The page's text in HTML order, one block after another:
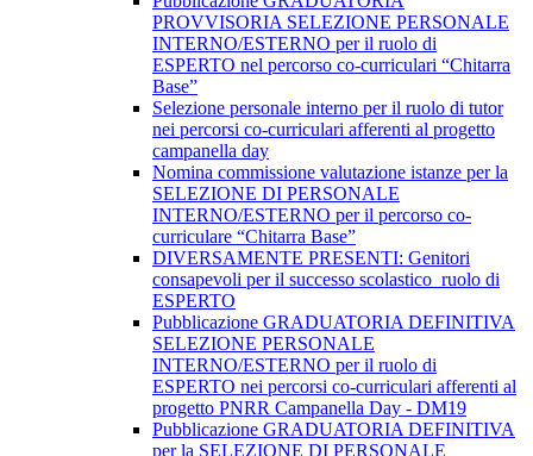
PROVVISORIA SELEZIONE PERSONALE
INTERNO/ESTERNO per il ruolo di
ESPERTO nel percorso co-curriculari “Chitarra
Base”
Selezione personale interno per il ruolo di tutor
nei percorsi co-curriculari afferenti al progetto
campanella day
Nomina commissione valutazione istanze per la
SELEZIONE DI PERSONALE
INTERNO/ESTERNO per il percorso co-
curriculare “Chitarra Base”
DIVERSAMENTE PRESENTI: Genitori
consapevoli per il successo scolastico_ruolo di
ESPERTO
Pubblicazione GRADUATORIA DEFINITIVA
SELEZIONE PERSONALE
INTERNO/ESTERNO per il ruolo di
ESPERTO nei percorsi co-curriculari afferenti al
progetto PNRR Campanella Day - DM19
Pubblicazione GRADUATORIA DEFINITIVA
per la SELEZIONE DI PERSONALE